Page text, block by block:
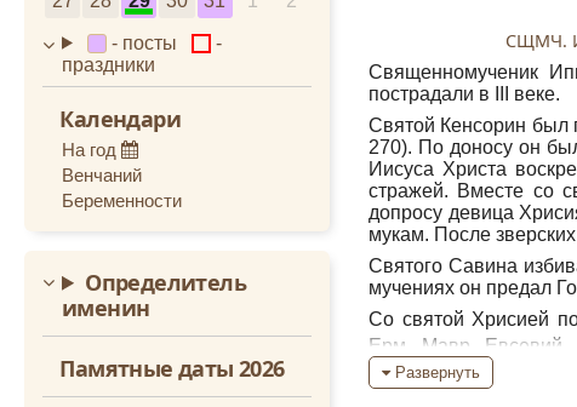
СЩМЧ.
Священномученик
пострадали в III веке.
Святой Кенсорин был
270). По доносу он
Иисуса Христа
стражей. Вместе со
допросу девица
мукам. После
Святого Савина
мучениях он предал
Со святой Хрисией
Ерм, Мавр, Евсевий,
пресвитер, Архелай
Развернуть
Июнь
Июль
Август
Сентябрь
Октябрь
Ноябрь
- посты
-
праздники
Календари
На год
Венчаний
Беременности
Определитель
именин
Памятные даты 2026